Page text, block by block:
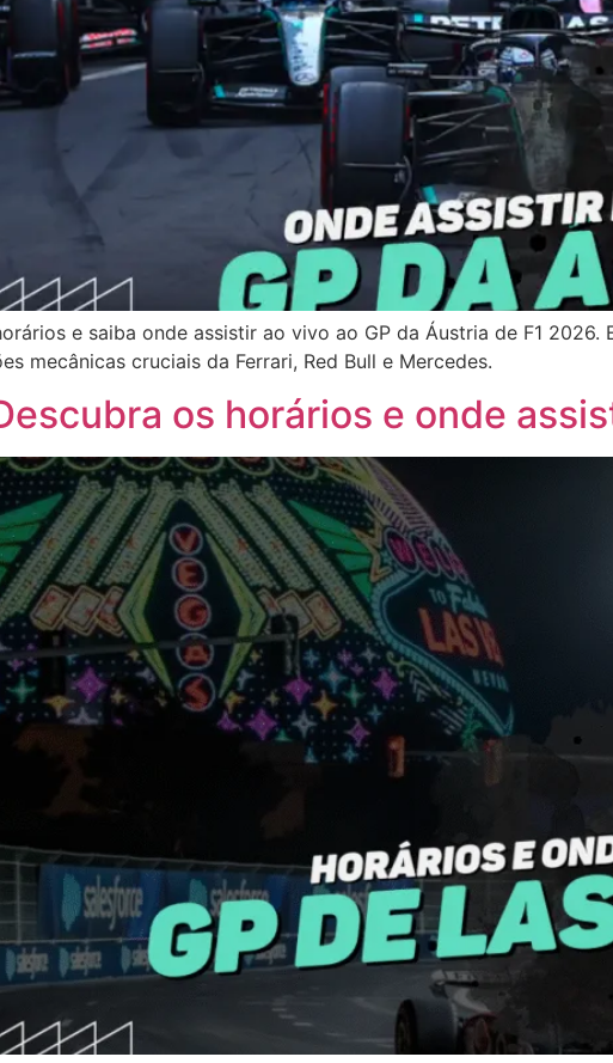
e saiba onde assistir ao vivo ao GP da Áustria de F1
mecânicas cruciais da Ferrari, Red Bull e Mercedes.
os horários e onde